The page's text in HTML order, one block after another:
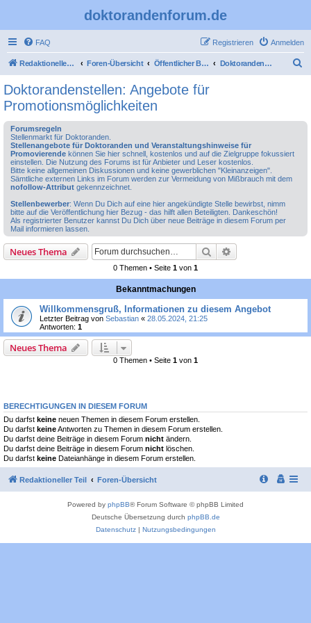
doktorandenforum.de
FAQ Anmelden
Registrieren
Redaktioneller Teil Foren-Übersicht Öffentlicher Bereich Doktorandenstellen: Angebote für Promotionsmöglichkeiten
Doktorandenstellen: Angebote für
Promotionsmöglichkeiten
Forumsregeln
Stellenmarkt für Doktoranden.
Stellenangebote für Doktoranden und Veranstaltungshinweise für
Promovierende können Sie hier schnell, kostenlos und auf die Zielgruppe fokussiert
einstellen. Die Nutzung des Forums ist für Anbieter und Leser kostenlos.
Bitte keine allgemeinen Diskussionen und keine gewerblichen "Kleinanzeigen".
Sämtliche externen Links im Forum werden zur Vermeidung von Mißbrauch mit dem
nofollow-Attribut gekennzeichnet.
Stellenbewerber: Wenn Du Dich auf eine hier angekündigte Stelle bewirbst, nimm
bitte auf die Veröffentlichung hier Bezug - das hilft allen Beteiligten. Dankeschön!
Als registrierter Benutzer kannst Du Dich über neue Beiträge in diesem Forum per
Mail informieren lassen.
Neues Thema Suche
0 Themen • Seite 1 von 1
Bekanntmachungen
Willkommensgruß, Informationen zu diesem Angebot
Letzter Beitrag von Sebastian « 28.05.2024, 21:25
Antworten: 1
Neues Thema
0 Themen • Seite 1 von 1
BERECHTIGUNGEN IN DIESEM FORUM
Du darfst keine neuen Themen in diesem Forum erstellen.
Du darfst keineAntworten zu Themen in diesem Forum erstellen.
Du darfst deine Beiträge in diesem Forum nicht ändern.
Du darfst deine Beiträge in diesem Forum nicht löschen.
Du darfst keine Dateianhänge in diesem Forum erstellen.
Redaktioneller Teil Foren-Übersicht
Powered by phpBB® Forum Software © phpBB Limited
Deutsche Übersetzung durch phpBB.de
Datenschutz| Nutzungsbedingungen